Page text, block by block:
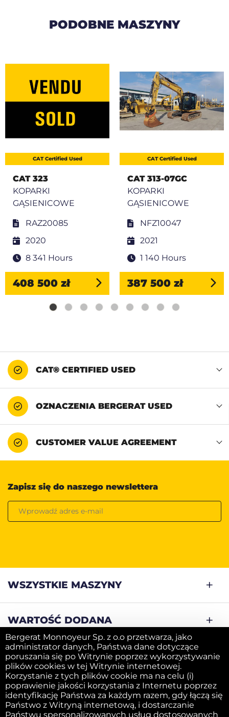
PODOBNE MASZYNY
CAT Certified Used
CAT 323
KOPARKI
GĄSIENICOWE
RAZ20085
2020
8 341 Hours
408 500 zł
CAT Certified Used
CAT 313-07GC
KOPARKI
GĄSIENICOWE
NFZ10047
2021
1 140 Hours
387 500 zł
CAT® CERTIFIED USED
OZNACZENIA BERGERAT USED
CUSTOMER VALUE AGREEMENT
Zapisz się do naszego newslettera
WSZYSTKIE MASZYNY
WARTOŚĆ DODANA
SPRZEDAJ SWOJĄ MASZYNĘ
FIRMA
Bergerat Monnoyeur Sp. z o.o przetwarza, jako
administrator danych, Państwa dane dotyczące
poruszania się po Witrynie poprzez wykorzystywanie
plików cookies w tej Witrynie internetowej.
Korzystanie z tych plików cookie ma na celu (i)
poprawienie jakości korzystania z Internetu poprzez
identyfikację Państwa za każdym razem, gdy łączą się
Państwo z Witryną internetową, i dostarczanie
Państwu spersonalizowanych usług dostosowanych